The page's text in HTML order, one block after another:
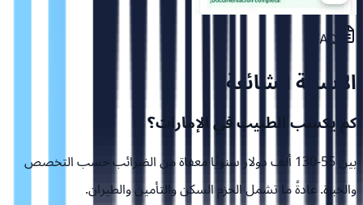
FAQ
الاسئلة الشائعة
كم يكسب الطبيب في الإمارات؟
بين 55-130 ألف دولار سنويًا معفاة من الضرائب حسب التخصص
والخبرة. عادةً ما تشمل الحزم السكن والتأمين والطيران.